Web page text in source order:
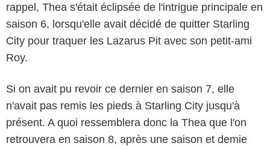
rappel, Thea s'était éclipsée de l'intrigue principale en
saison 6, lorsqu'elle avait décidé de quitter Starling
City pour traquer les Lazarus Pit avec son petit-ami
Roy.
Si on avait pu revoir ce dernier en saison 7, elle
n'avait pas remis les pieds à Starling City jusqu'à
présent. A quoi ressemblera donc la Thea que l'on
retrouvera en saison 8, après une saison et demie